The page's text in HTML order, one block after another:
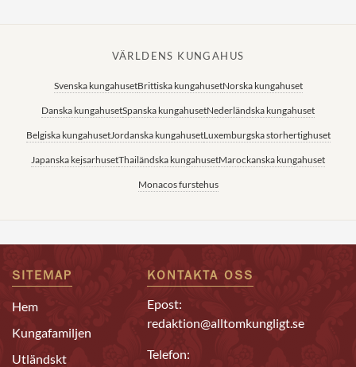
VÄRLDENS KUNGAHUS
Svenska kungahusetBrittiska kungahusetNorska kungahuset
Danska kungahusetSpanska kungahusetNederländska kungahuset
Belgiska kungahusetJordanska kungahusetLuxemburgska storhertighuset
Japanska kejsarhusetThailändska kungahusetMarockanska kungahuset
Monacos furstehus
SITEMAP
Hem
Kungafamiljen
Utländskt
KONTAKTA OSS
Epost:
redaktion@alltomkungligt.se
Telefon: